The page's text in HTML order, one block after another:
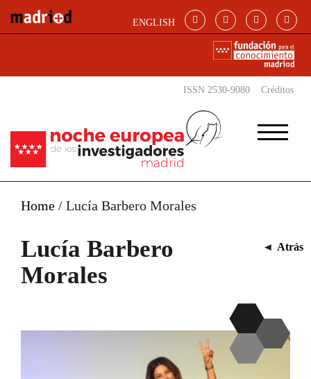
ENGLISH
ISSN 2530-9080 Créditos
Home / Lucía Barbero Morales
Lucía Barbero
Morales
◄ Atrás